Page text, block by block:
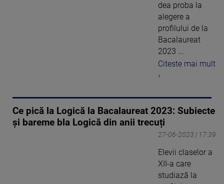
dea proba la
alegere a
profilului de la
Bacalaureat
2023 ...
Citeste mai mult
›
Ce pică la Logică la Bacalaureat 2023: Subiecte
și bareme bla Logică din anii trecuți
27-06-2023 | 17:39
Elevii claselor a
XII-a care
studiază la